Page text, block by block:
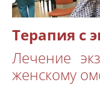
Терапия с
Лечение
женскому